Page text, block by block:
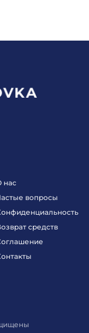
нас
вопросы
средств